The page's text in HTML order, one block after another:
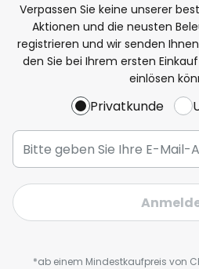
Verpassen Sie keine unserer
Aktionen und die neusten
registrieren und wir senden
den Sie bei Ihrem ersten
einlösen
Privatkunde
*ab einem Mindestkaufpreis von